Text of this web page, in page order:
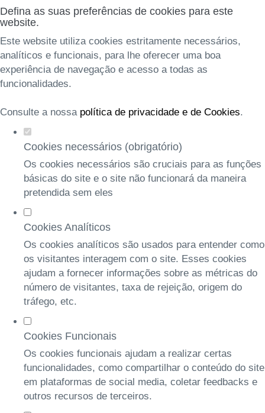
Defina as suas preferências de cookies para este
website.
Este website utiliza cookies estritamente necessários,
analíticos e funcionais, para lhe oferecer uma boa
experiência de navegação e acesso a todas as
funcionalidades.
Consulte a nossa política de privacidade e de Cookies.
Cookies necessários (obrigatório)
Os cookies necessários são cruciais para as funções
básicas do site e o site não funcionará da maneira
pretendida sem eles
Cookies Analíticos
Os cookies analíticos são usados para entender como
os visitantes interagem com o site. Esses cookies
ajudam a fornecer informações sobre as métricas do
número de visitantes, taxa de rejeição, origem do
tráfego, etc.
Cookies Funcionais
Os cookies funcionais ajudam a realizar certas
funcionalidades, como compartilhar o conteúdo do site
em plataformas de social media, coletar feedbacks e
outros recursos de terceiros.